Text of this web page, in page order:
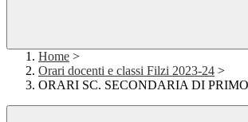
Home >
Orari docenti e classi Filzi 2023-24 >
ORARI SC. SECONDARIA DI